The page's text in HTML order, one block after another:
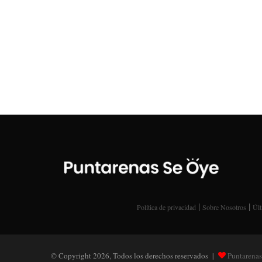
Política de privacidad | Sobre Nosotros |
© Copyright 2026, Todos los derechos reservados |